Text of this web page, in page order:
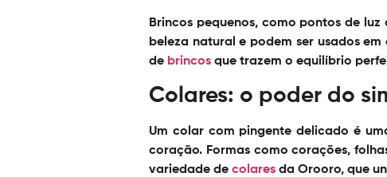
Brincos pequenos, como pontos de
beleza natural e podem ser usados
de brincos que trazem o equilíbrio
Colares: o poder do
Um colar com pingente delicado é
coração. Formas como corações,
variedade de colares da Orooro, que